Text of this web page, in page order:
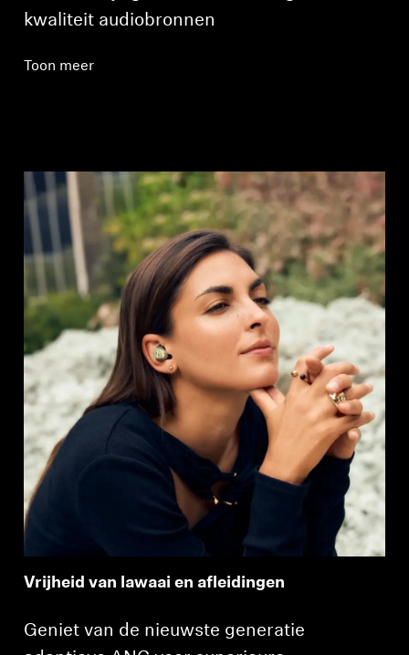
kwaliteit audiobronnen
Toon meer
Vrijheid van lawaai en afleidingen
Geniet van de nieuwste generatie